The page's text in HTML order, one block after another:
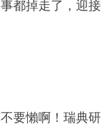
都掉走了，迎接
要懶啊！瑞典